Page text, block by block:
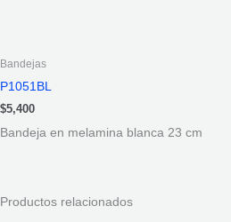
Bandejas
P1051BL
$5,400
Bandeja en melamina blanca 23 cm
Productos relacionados